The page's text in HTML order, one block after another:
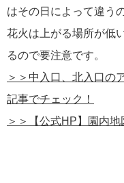
はその日によって違う
花火は上がる場所が低
るので要注意です。
＞＞中入口、北入口の
記事でチェック！
＞＞【公式HP】園内